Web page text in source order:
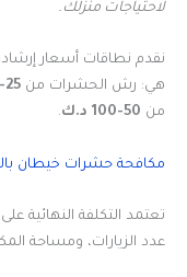
لاحتياجات منزلك.
نقدم نطاقات أسعار
هي: رش الحشرات من 25-50 د.ك
من 50-100 د.ك .
مكافحة حشرات خيطان
تعتمد التكلفة النهائية
عدد الزيارات، ومساحة